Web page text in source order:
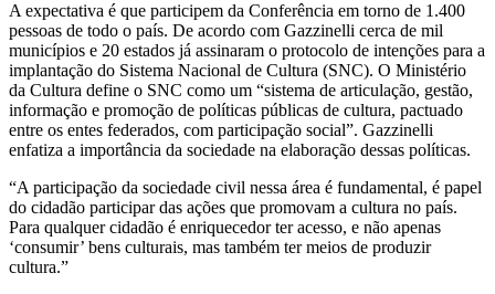
A expectativa é que participem da Conferência em torno de 1.400
pessoas de todo o país. De acordo com Gazzinelli cerca de mil
municípios e 20 estados já assinaram o protocolo de intenções para a
implantação do Sistema Nacional de Cultura (SNC). O Ministério
da Cultura define o SNC como um “sistema de articulação, gestão,
informação e promoção de políticas públicas de cultura, pactuado
entre os entes federados, com participação social”. Gazzinelli
enfatiza a importância da sociedade na elaboração dessas políticas.
“A participação da sociedade civil nessa área é fundamental, é papel
do cidadão participar das ações que promovam a cultura no país.
Para qualquer cidadão é enriquecedor ter acesso, e não apenas
‘consumir’ bens culturais, mas também ter meios de produzir
cultura.”